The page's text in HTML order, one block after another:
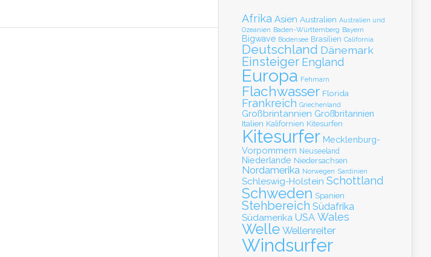
Afrika Asien Australien Australien und
Ozeanien Baden-Württemberg Bayern
Bigwave Bodensee Brasilien California
Deutschland Dänemark
Einsteiger England
Europa Fehmarn
Flachwasser Florida
Frankreich Griechenland
Großbrintannien Großbritannien
Italien Kalifornien Kitesurfen
Kitesurfer Mecklenburg-
Vorpommern Neuseeland
Niederlande Niedersachsen
Nordamerika Norwegen Sardinien
Schleswig-Holstein Schottland
Schweden Spanien
Stehbereich Südafrika
Südamerika USA Wales
Welle Wellenreiter
Windsurfer